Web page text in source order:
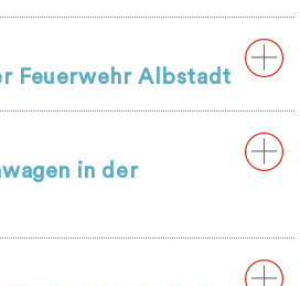
Feuerwehr Albstadt
in der